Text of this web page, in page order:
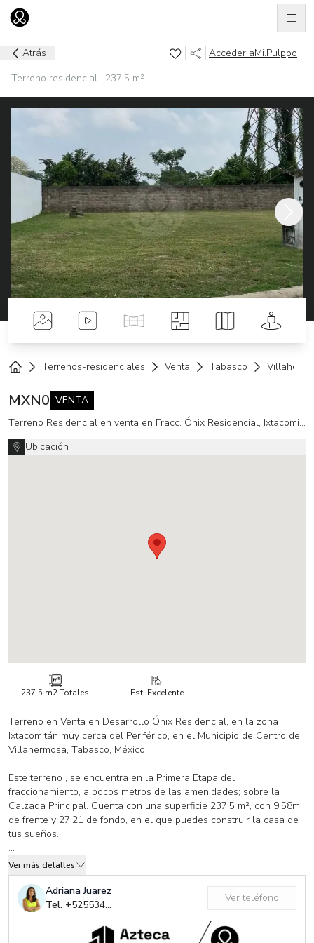
Ir al home
Atrás Acceder aMi.Pulppo
Terreno residencial · 237.5 m²
Fotos Videos Tour VirtualPlanos Mapa Street
Terrenos-residenciales Venta Tabasco
MXN0 VENTA
Terreno Residencial en venta en Fracc. Ónix Residencial, Ixtacomitán, Villahermosa, Centro, Tabasco
Ubicación
237.5 m2Totales Est. Excelente
Terreno en Venta en Desarrollo Ónix Residencial, en la zona
Ixtacomitán muy cerca del Periférico, en el Municipio de Centro de
Villahermosa, Tabasco, México.
Este terreno , se encuentra en la Primera Etapa del
fraccionamiento, a pocos metros de las amenidades; sobre la
Calzada Principal. Cuenta con una superficie 237.5 m², con 9.58m
de frente y 27.21 de fondo, en el que puedes construir la casa de
tus sueños.
Entre las amenidades del fraccionamiento, se encuentran alberca,
cancha de basquetbol, área de juegos infantiles, gimnasio, salón
de eventos y áreas verdes.
• Un sólo acceso con control electrónico de vehículos para
Ver más detalles
Adriana Juarez
Tel. +525534555601
Ver teléfono